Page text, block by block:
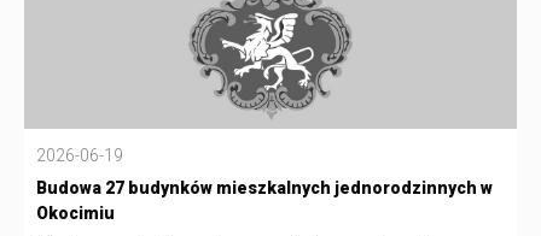
2026-06-19
Budowa 27 budynków mieszkalnych jednorodzinnych w
Okocimiu